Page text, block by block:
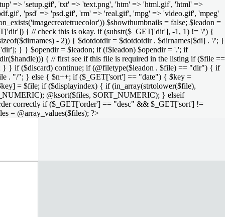
=> 'setup.gif', 'txt' => 'text.png', 'htm' => 'html.gif', 'html' =>
'psd' => 'psd.gif', 'rm' => 'real.gif', 'mpg' => 'video.gif', 'mpeg'
$showthumbnails = false; $leadon =
{ // check this is okay. if (substr($_GET['dir'], -1, 1) != '/') {
- 2)) { $dotdotdir = $dotdotdir . $dirnames[$di] . '/'; }
} } $opendir = $leadon; if (!$leadon) $opendir = '.'; if
{ // first see if this file is required in the listing if ($file ==
} } if ($discard) continue; if (@filetype($leadon . $file) == "dir") { if
. "/"; } else { $n++; if ($_GET['sort'] == "date") { $key =
= $file; if ($displayindex) { if (in_array(strtolower($file),
@ksort($files, SORT_NUMERIC); } elseif
correctly if ($_GET['order'] == "desc" && $_GET['sort'] !=
= @array_values($files); ?>